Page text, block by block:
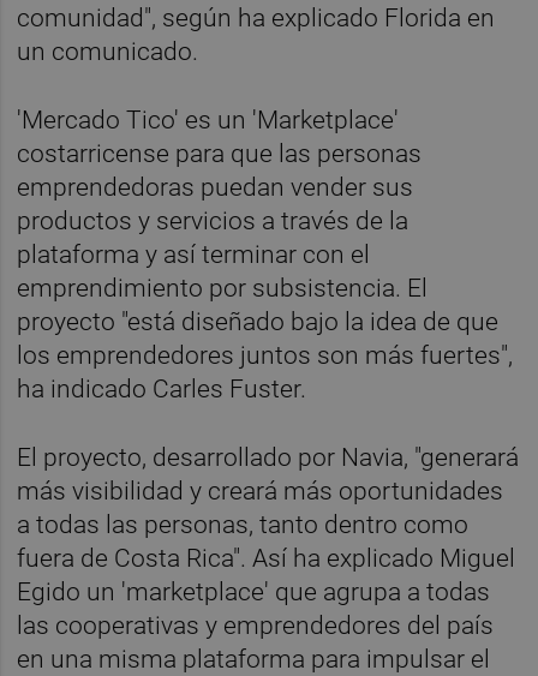
comunidad", según ha explicado Florida en
un comunicado.
'Mercado Tico' es un 'Marketplace'
costarricense para que las personas
emprendedoras puedan vender sus
productos y servicios a través de la
plataforma y así terminar con el
emprendimiento por subsistencia. El
proyecto "está diseñado bajo la idea de que
los emprendedores juntos son más fuertes",
ha indicado Carles Fuster.
El proyecto, desarrollado por Navia, "generará
más visibilidad y creará más oportunidades
a todas las personas, tanto dentro como
fuera de Costa Rica". Así ha explicado Miguel
Egido un 'marketplace' que agrupa a todas
las cooperativas y emprendedores del país
en una misma plataforma para impulsar el